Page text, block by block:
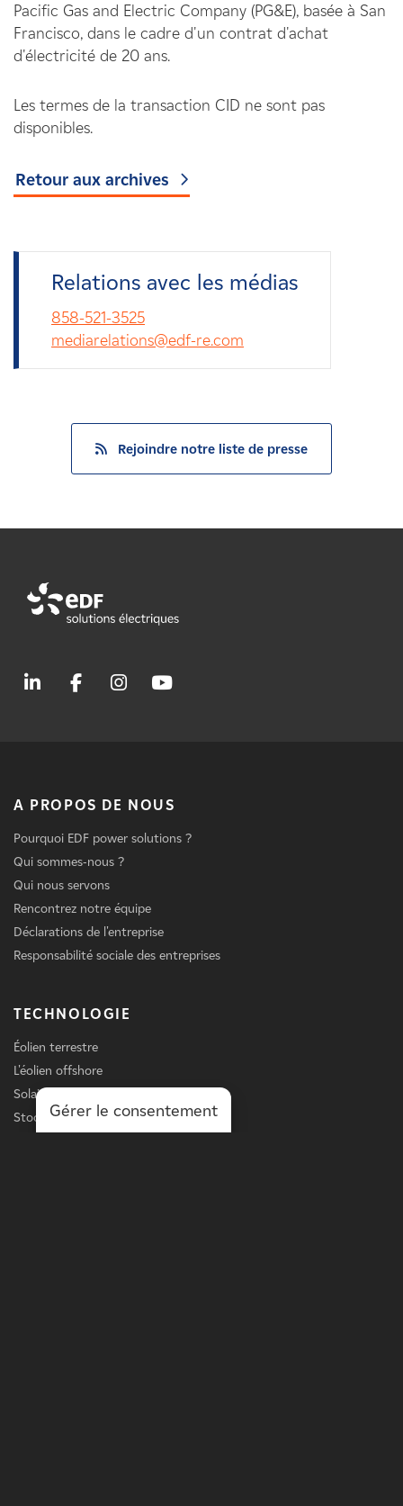
Pacific Gas and Electric Company (PG&E), basée à San
Francisco, dans le cadre d'un contrat d'achat
d'électricité de 20 ans.
Les termes de la transaction CID ne sont pas
disponibles.
Retour aux archives
Relations avec les médias
858-521-3525
mediarelations@edf-re.com
Rejoindre notre liste de presse
A PROPOS DE NOUS
Pourquoi EDF power solutions ?
Qui sommes-nous ?
Qui nous servons
Rencontrez notre équipe
Déclarations de l'entreprise
Responsabilité sociale des entreprises
TECHNOLOGIE
Éolien terrestre
L'éolien offshore
Solaire
StockageGérer le consentement